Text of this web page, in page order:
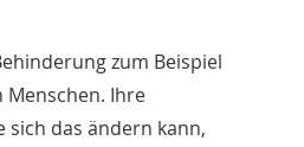
zum Beispiel
Ihre
das ändern kann,